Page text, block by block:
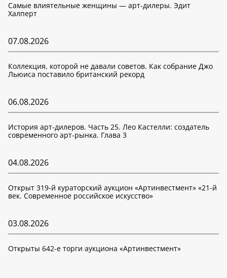
Самые влиятельные женщины — арт-дилеры. Эдит
Халперт
07.08.2026
Коллекция, которой не давали советов. Как собрание Джо
Льюиса поставило британский рекорд
06.08.2026
История арт-дилеров. Часть 25. Лео Кастелли: создатель
современного арт-рынка. Глава 3
04.08.2026
Открыт 319-й кураторский аукцион «Артинвестмент» «21-й
век. Современное российское искусство»
03.08.2026
Открыты 642-е торги аукциона «Артинвестмент»